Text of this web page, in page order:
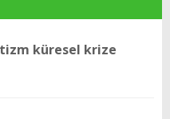
küresel krize